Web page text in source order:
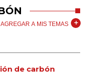
AGREGAR A MIS TEMAS
de carbón